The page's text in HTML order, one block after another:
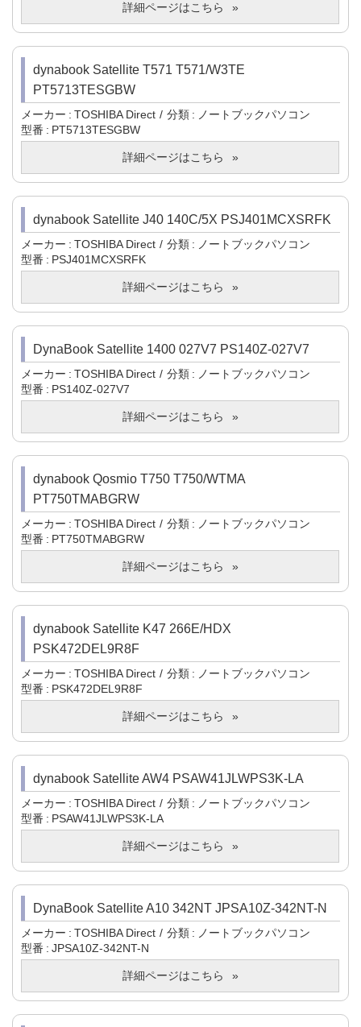
詳細ページはこちら
dynabook Satellite T571 T571/W3TE
PT5713TESGBW
メーカー TOSHIBA Direct 分類
ノートブックパソコン
型番
PT5713TESGBW
詳細ページはこちら
dynabook Satellite J40 140C/5X PSJ401MCXSRFK
メーカー TOSHIBA Direct 分類
ノートブックパソコン
型番
PSJ401MCXSRFK
詳細ページはこちら
DynaBook Satellite 1400 027V7 PS140Z-027V7
メーカー TOSHIBA Direct 分類
ノートブックパソコン
型番
PS140Z-027V7
詳細ページはこちら
dynabook Qosmio T750 T750/WTMA
PT750TMABGRW
メーカー TOSHIBA Direct 分類
ノートブックパソコン
型番
PT750TMABGRW
詳細ページはこちら
dynabook Satellite K47 266E/HDX
PSK472DEL9R8F
メーカー TOSHIBA Direct 分類
ノートブックパソコン
型番
PSK472DEL9R8F
詳細ページはこちら
dynabook Satellite AW4 PSAW41JLWPS3K-LA
メーカー TOSHIBA Direct 分類
ノートブックパソコン
型番
PSAW41JLWPS3K-LA
詳細ページはこちら
DynaBook Satellite A10 342NT JPSA10Z-342NT-N
メーカー TOSHIBA Direct 分類
ノートブックパソコン
型番
JPSA10Z-342NT-N
詳細ページはこちら